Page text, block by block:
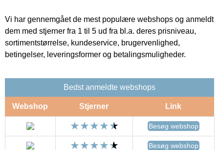
Vi har gennemgået de mest populære webshops og anmeldt
dem med stjerner fra 1 til 5 ud fra bl.a. deres prisniveau,
sortimentstørrelse, kundeservice, brugervenlighed,
betingelser, leveringsformer og betalingsmuligheder.
Bedst anmeldte webshops
Webshop Stjerner Link
Besøg webshop
Besøg webshop